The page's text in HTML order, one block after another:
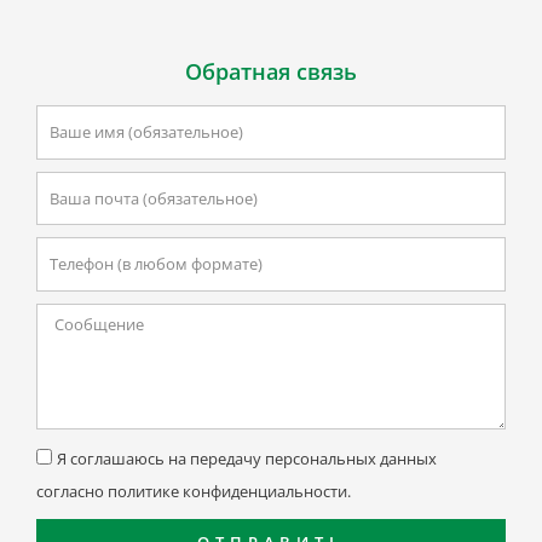
Обратная связь
имя
Телефон
Текстовая
Соглашение
Я соглашаюсь на передачу персональных данных
согласно политике конфиденциальности.